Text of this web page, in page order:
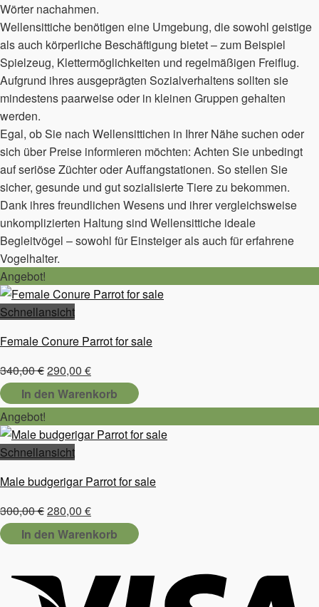
Wörter nachahmen.
Wellensittiche benötigen eine Umgebung, die sowohl geistige
als auch körperliche Beschäftigung bietet – zum Beispiel
Spielzeug, Klettermöglichkeiten und regelmäßigen Freiflug.
Aufgrund ihres ausgeprägten Sozialverhaltens sollten sie
mindestens paarweise oder in kleinen Gruppen gehalten
werden.
Egal, ob Sie nach Wellensittichen in Ihrer Nähe suchen oder
sich über Preise informieren möchten: Achten Sie unbedingt
auf seriöse Züchter oder Auffangstationen. So stellen Sie
sicher, gesunde und gut sozialisierte Tiere zu bekommen.
Dank ihres freundlichen Wesens und ihrer vergleichsweise
unkomplizierten Haltung sind Wellensittiche ideale
Begleitvögel – sowohl für Einsteiger als auch für erfahrene
Vogelhalter.
Angebot!
Schnellansicht
Female Conure Parrot for sale
340,00€Ursprünglicher
Preis
war:
340,00 €
290,00 €Aktueller
Preis
ist:
290,00 €.
In den Warenkorb
Angebot!
Schnellansicht
Male budgerigar Parrot for sale
300,00€Ursprünglicher
Preis
war:
280,00 €Aktueller
Preis
ist:
In den Warenkorb